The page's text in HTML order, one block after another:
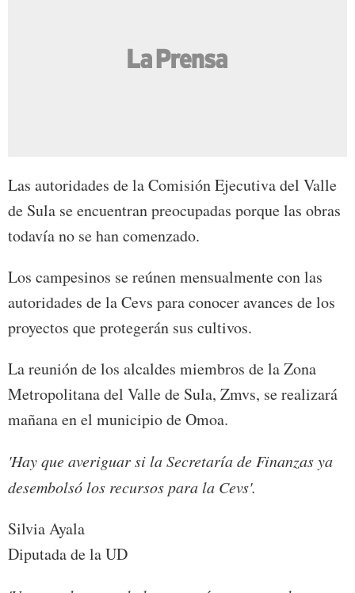
Las autoridades de la Comisión Ejecutiva del Valle
de Sula se encuentran preocupadas porque las obras
todavía no se han comenzado.
Los campesinos se reúnen mensualmente con las
autoridades de la Cevs para conocer avances de los
proyectos que protegerán sus cultivos.
La reunión de los alcaldes miembros de la Zona
Metropolitana del Valle de Sula, Zmvs, se realizará
mañana en el municipio de Omoa.
'Hay que averiguar si la Secretaría de Finanzas ya
desembolsó los recursos para la Cevs'.
Silvia Ayala
Diputada de la UD